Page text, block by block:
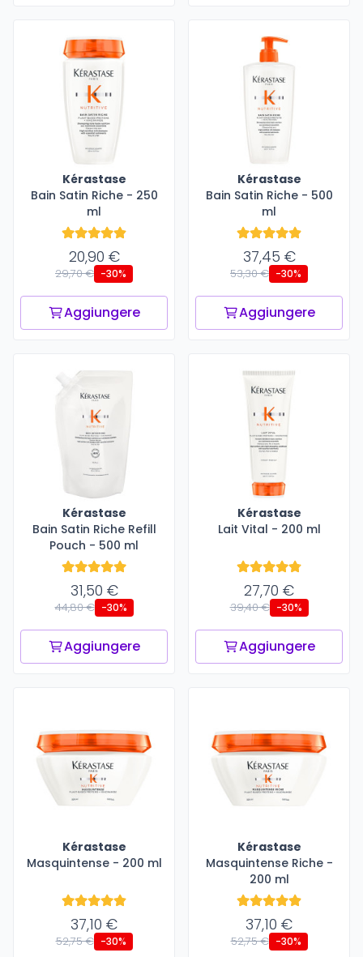
Kérastase
Bain Satin Riche - 250
ml
20,90 €
29,70 € -30%
Aggiungere
Kérastase
Bain Satin Riche - 500
ml
37,45 €
53,30 € -30%
Aggiungere
Kérastase
Bain Satin Riche Refill
Pouch - 500 ml
31,50 €
44,80 € -30%
Aggiungere
Kérastase
Lait Vital - 200 ml
27,70 €
39,40 € -30%
Aggiungere
Kérastase
Masquintense - 200 ml
37,10 €
52,75 € -30%
Kérastase
Masquintense Riche -
200 ml
37,10 €
52,75 € -30%